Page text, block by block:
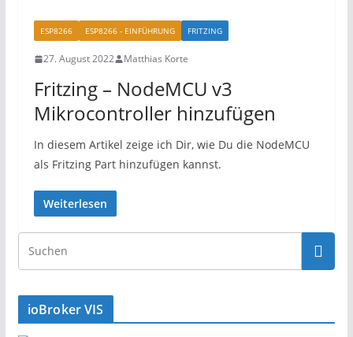
ESP8266 ESP8266 - EINFÜHRUNG FRITZING
27. August 2022 Matthias Korte
Fritzing – NodeMCU v3
Mikrocontroller hinzufügen
In diesem Artikel zeige ich Dir, wie Du die NodeMCU
als Fritzing Part hinzufügen kannst.
Weiterlesen
ioBroker VIS